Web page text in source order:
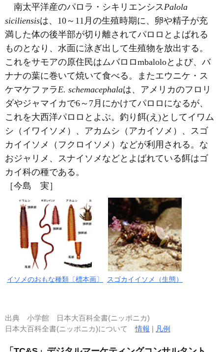
南太平洋産のパロラ・シキリエンシス Palola
siciliensisは、10～11月の生殖時期に、卵や精子が充
満した体の後半部が切り離されてパロロとよばれる
ものとなり、水面に泳ぎ出して生殖物を放出する。
これをサモアの原住民はムバロロmbaloloとよび、バ
ナナの葉に巻いて焼いて食べる。またエウニケ・ス
ケマケファラ E. schemacephalaは、アメリカのフロリ
ダやジャマイカで6～7月にかけてパロロになるが、
これを大西洋パロロとよぶ。釣り餌(え)としてイワム
シ（イワイソメ）、アカムシ（アカイソメ）、スゴ
カイイソメ（フクロイソメ）などが利用される。な
おジャリメ、スナイソメなどとよばれている餌はゴ
カイ科の種である。
［今島 実］
イソメのおもな種類〔標本画〕 スゴカイイソメ（生態）
出典 小学館 日本大百科全書(ニッポニカ)
日本大百科全書(ニッポニカ)について情報 | 凡例